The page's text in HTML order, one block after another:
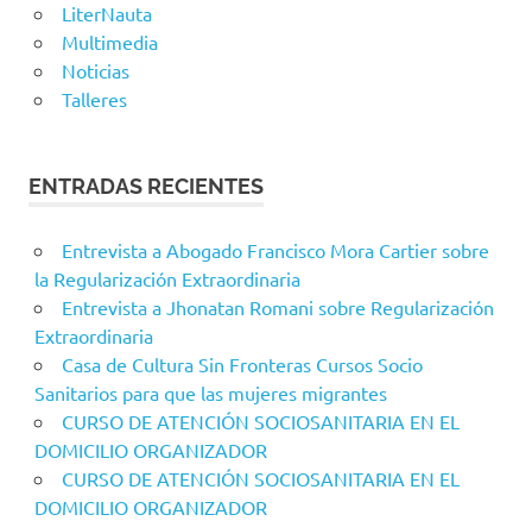
LiterNauta
Multimedia
Noticias
Talleres
ENTRADAS RECIENTES
Entrevista a Abogado Francisco Mora Cartier sobre
la Regularización Extraordinaria
Entrevista a Jhonatan Romani sobre Regularización
Extraordinaria
Casa de Cultura Sin Fronteras Cursos Socio
Sanitarios para que las mujeres migrantes
CURSO DE ATENCIÓN SOCIOSANITARIA EN EL
DOMICILIO ORGANIZADOR
CURSO DE ATENCIÓN SOCIOSANITARIA EN EL
DOMICILIO ORGANIZADOR